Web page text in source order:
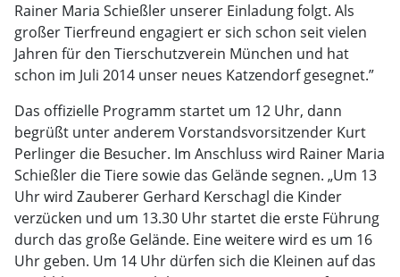
Rainer Maria Schießler unserer Einladung folgt. Als
großer Tierfreund engagiert er sich schon seit vielen
Jahren für den Tierschutzverein München und hat
schon im Juli 2014 unser neues Katzendorf gesegnet.”
Das offizielle Programm startet um 12 Uhr, dann
begrüßt unter anderem Vorstandsvorsitzender Kurt
Perlinger die Besucher. Im Anschluss wird Rainer Maria
Schießler die Tiere sowie das Gelände segnen. „Um 13
Uhr wird Zauberer Gerhard Kerschagl die Kinder
verzücken und um 13.30 Uhr startet die erste Führung
durch das große Gelände. Eine weitere wird es um 16
Uhr geben. Um 14 Uhr dürfen sich die Kleinen auf das